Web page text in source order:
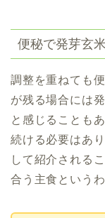
便秘で発芽玄
調整を重ねても
が残る場合には
と感じることも
続ける必要はあ
して紹介される
合う主食という